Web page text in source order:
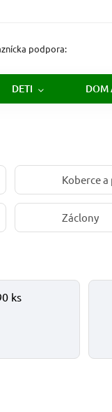
podpora:
DETI DOM
Koberce
Záclony
ks